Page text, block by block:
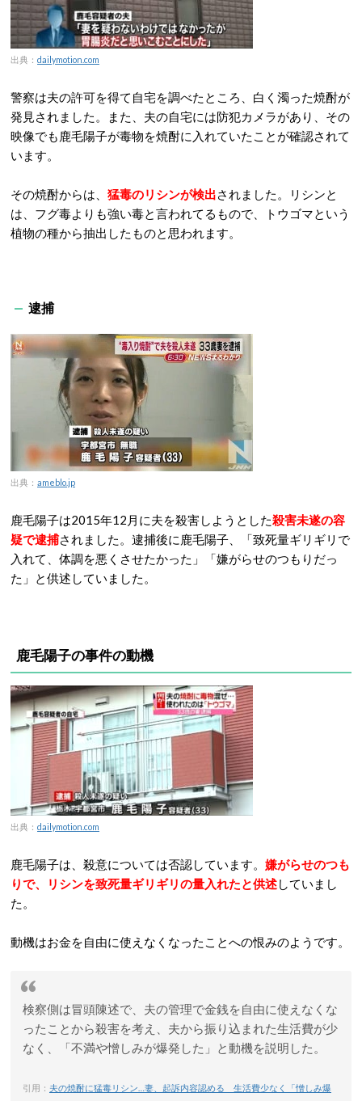
出典： dailymotion.com
警察は夫の許可を得て自宅を調べたところ、白く濁った焼酎が
発見されました。また、夫の自宅には防犯カメラがあり、その
映像でも鹿毛陽子が毒物を焼酎に入れていたことが確認されて
います。
その焼酎からは、 猛毒のリシンが検出されました。リシンと
は、フグ毒よりも強い毒と言われてるもので、トウゴマという
植物の種から抽出したものと思われます。
逮捕
出典： ameblo.jp
鹿毛陽子は2015年12月に夫を殺害しようとした殺害未遂の容
疑で逮捕されました。逮捕後に鹿毛陽子、「致死量ギリギリで
入れて、体調を悪くさせたかった」「嫌がらせのつもりだっ
た」と供述していました。
鹿毛陽子の事件の動機
出典： dailymotion.com
鹿毛陽子は、殺意については否認しています。 嫌がらせのつも
りで、リシンを致死量ギリギリの量入れたと供述していまし
た。
動機はお金を自由に使えなくなったことへの恨みのようです。
検察側は冒頭陳述で、夫の管理で金銭を自由に使えなくな
ったことから殺害を考え、夫から振り込まれた生活費が少
なく、「不満や憎しみが爆発した」と動機を説明した。
引用： 夫の焼酎に猛毒リシン…妻、起訴内容認める 生活費少なく「憎しみ爆